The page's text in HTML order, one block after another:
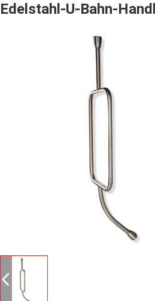
Edelstahl-U-Bahn-